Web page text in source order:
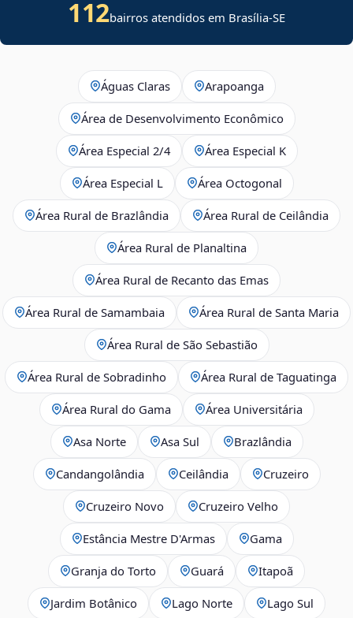
112bairros atendidos em Brasília-SE
Águas Claras Arapoanga
Área de Desenvolvimento Econômico
Área Especial 2/4 Área Especial K
Área Especial L Área Octogonal
Área Rural de Brazlândia Área Rural de Ceilândia
Área Rural de Planaltina
Área Rural de Recanto das Emas
Área Rural de Samambaia Área Rural de Santa Maria
Área Rural de São Sebastião
Área Rural de Sobradinho Área Rural de Taguatinga
Área Rural do Gama Área Universitária
Asa Norte Asa Sul Brazlândia
Candangolândia Ceilândia Cruzeiro
Cruzeiro Novo Cruzeiro Velho
Estância Mestre D'Armas Gama
Granja do Torto Guará Itapoã
Jardim Botânico Lago Norte Lago Sul